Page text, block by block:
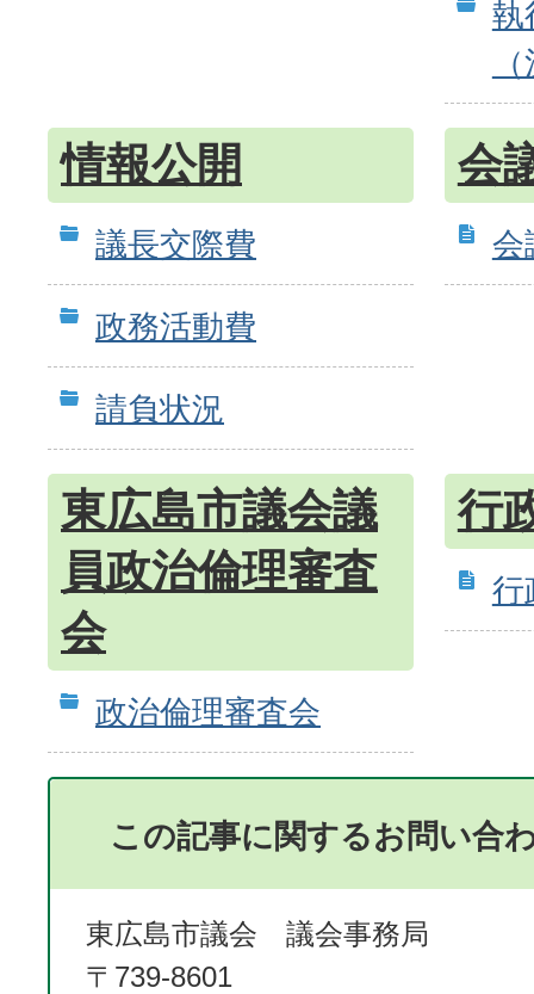
執
情報公開
議長交際費
政務活動費
請負状況
会
会
東広島市議会議
員政治倫理審査
会
政治倫理審査会
行
行
この記事に関するお問い合
東広島市議会 議会事務局
〒739-8601